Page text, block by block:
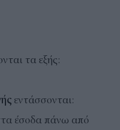
τα εξής:
εντάσσονται:
έσοδα πάνω από